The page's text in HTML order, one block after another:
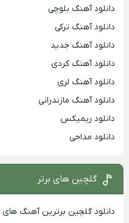
دانلود آهنگ بلوچی
دانلود آهنگ ترکی
دانلود آهنگ جدید
دانلود آهنگ کردی
دانلود آهنگ لری
دانلود آهنگ مازندرانی
دانلود ریمیکس
دانلود مداحی
گلچین های برتر
دانلود گلچین برترین آهنگ